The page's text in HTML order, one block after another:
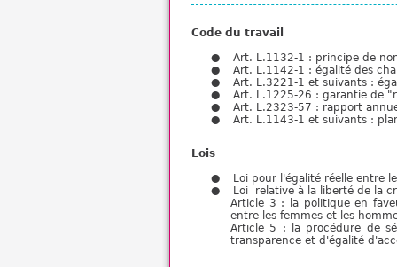
Code du travail
Art. L.1132-1 : principe de
Art. L.1142-1 : égalité des
Art. L.3221-1 et suivants :
Art. L.1225-26 : garantie de
Art. L.2323-57 : rapport
Art. L.1143-1 et suivants :
Lois
Loi pour l'égalité réelle entre
Loi relative à la liberté de la
Article 3 : la politique en
entre les femmes et les
Article 5 : la procédure de
transparence et d'égalité